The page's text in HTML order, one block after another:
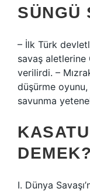
SÜNGÜ
– İlk Türk
savaş aletlerine
verilirdi. –
düşürme oyunu,
savunma
DEMEK?
I. Dünya